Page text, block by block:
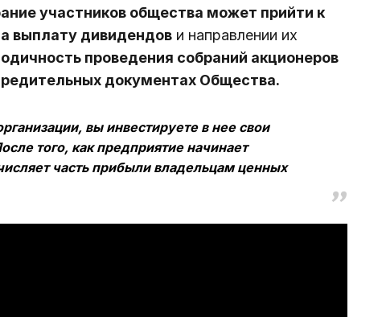
участников общества может прийти к
выплату дивидендов и направлении их
проведения собраний акционеров
документах Общества.
вы инвестируете в нее свои
того, как предприятие начинает
часть прибыли владельцам ценных